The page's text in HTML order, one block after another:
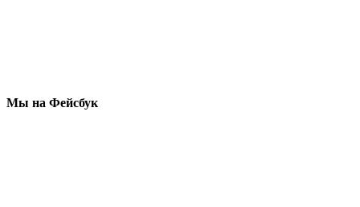
Мы на Фейсбук